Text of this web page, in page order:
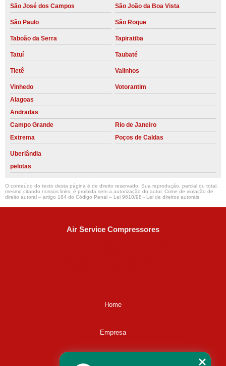
São José dos Campos São João da Boa Vista
São Paulo São Roque
Taboão da Serra Tapiratiba
Tatuí Taubaté
Tietê Valinhos
Vinhedo
Votorantim
Alagoas
Andradas
Campo Grande
Rio de Janeiro
Extrema
Poços de Caldas
Uberlândia
pelotas
O conteúdo do texto desta página é de direito reservado. Sua reprodução, parcial ou total,
mesmo citando nossos links, é proibida sem a autorização do autor. Crime de violação de
direito autoral – artigo 184 do Código Penal – Lei 9610/98 - Lei de direitos autorais.
Air Service Compressores
Home
Empresa